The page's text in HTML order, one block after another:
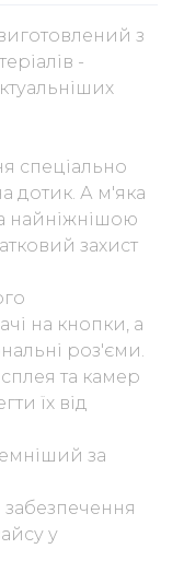
з
-
спеціально
дотик. А м'яка
найніжнішою
захист
на кнопки, а
роз'єми.
та камер
їх від
за
у